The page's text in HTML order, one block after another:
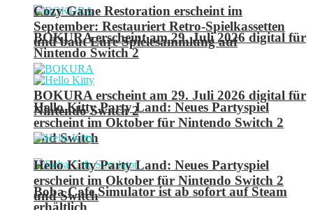
BOKURA erscheint am 29. Juli 2026 digital für
Nintendo Switch 2
Hello Kitty Party Land: Neues Partyspiel
erscheint im Oktober für Nintendo Switch 2
und Switch
Boba Cafe Simulator ist ab sofort auf Steam
erhältlich
Cozy Game Restoration erscheint im
September: Restauriert Retro-Spielkassetten
und baut Eure Spielesammlung auf
BOKURA erscheint am 29. Juli 2026 digital für
Nintendo Switch 2
Hello Kitty Party Land: Neues Partyspiel
erscheint im Oktober für Nintendo Switch 2
und Switch